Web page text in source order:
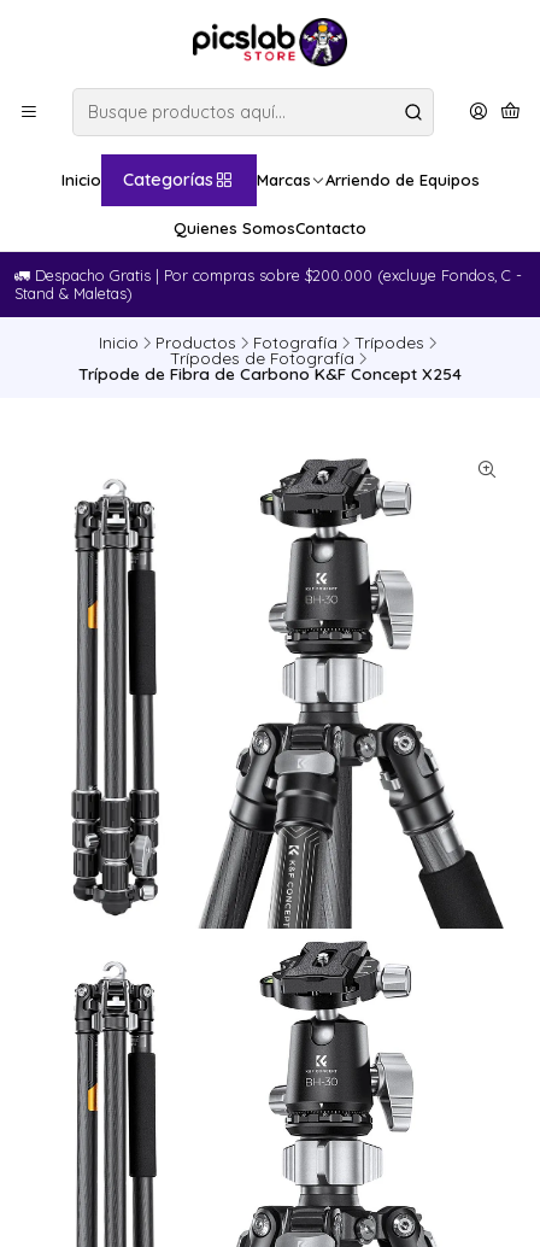
Inicio Categorías Marcas Arriendo de Equipos
Quienes SomosContacto
🚛​ Despacho Gratis | Por compras sobre $200.000 (excluye Fondos, C -
Stand & Maletas)
Inicio Productos Fotografía Trípodes
Trípodes de Fotografía
Trípode de Fibra de Carbono K&F Concept X254